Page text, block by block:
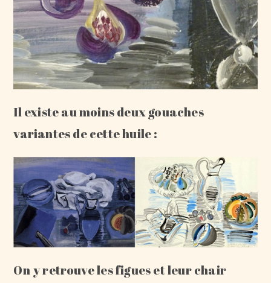
Il existe au moins deux gouaches
variantes de cette huile :
On y retrouve les figues et leur chair